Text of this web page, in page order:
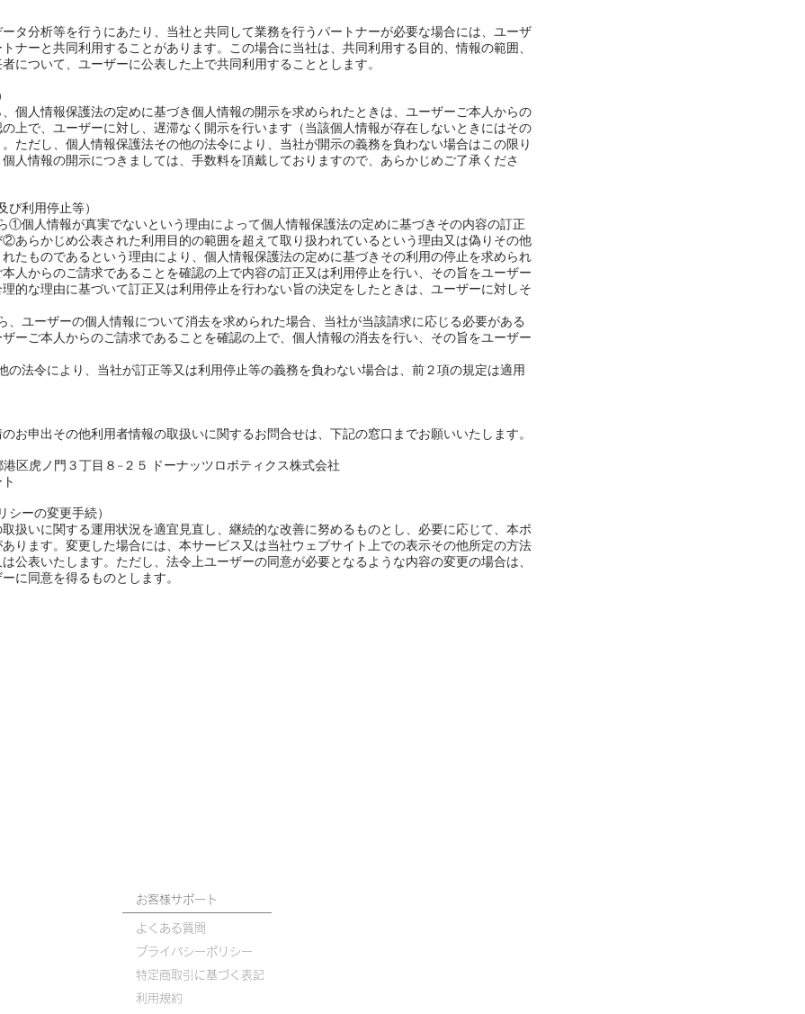
タ分析等を行うにあたり、当社と共同して業務を行うパートナーが必要な場合には、ユーザ
ナーと共同利用することがあります。この場合に当社は、共同利用する目的、情報の範囲、
について、ユーザーに公表した上で共同利用することとします。
個人情報保護法の定めに基づき個人情報の開示を求められたときは、ユーザーご本人からの
上で、ユーザーに対し、遅滞なく開示を行います（当該個人情報が存在しないときにはその
ただし、個人情報保護法その他の法令により、当社が開示の義務を負わない場合はこの限り
人情報の開示につきましては、手数料を頂戴しておりますので、あらかじめご了承くださ
び利用停止等）
個人情報が真実でないという理由によって個人情報保護法の定めに基づきその内容の訂正
あらかじめ公表された利用目的の範囲を超えて取り扱われているという理由又は偽りその他
たものであるという理由により、個人情報保護法の定めに基づきその利用の停止を求められ
人からのご請求であることを確認の上で内容の訂正又は利用停止を行い、その旨をユーザー
的な理由に基づいて訂正又は利用停止を行わない旨の決定をしたときは、ユーザーに対しそ
ユーザーの個人情報について消去を求められた場合、当社が当該請求に応じる必要がある
ーご本人からのご請求であることを確認の上で、個人情報の消去を行い、その旨をユーザー
法令により、当社が訂正等又は利用停止等の義務を負わない場合は、前２項の規定は適用
お申出その他利用者情報の取扱いに関するお問合せは、下記の窓口までお願いいたします。
港区虎ノ門３丁目８−２５ ドーナッツロボティクス株式会社
シーの変更手続）
扱いに関する運用状況を適宜見直し、継続的な改善に努めるものとし、必要に応じて、本ポ
ります。変更した場合には、本サービス又は当社ウェブサイト上での表示その他所定の方法
公表いたします。ただし、法令上ユーザーの同意が必要となるような内容の変更の場合は、
に同意を得るものとします。
お客様サポート
よくある質問
プライバシーポリシー
​特定商取引に基づく表記
利用規約